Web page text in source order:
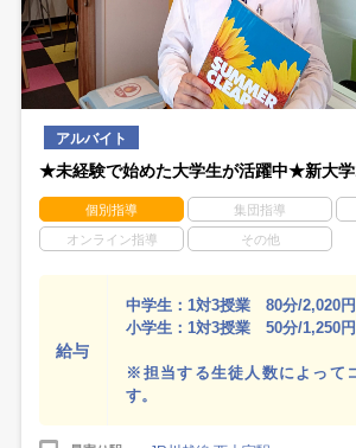
アルバイト
★未経験で始めた大学生が活躍中★新大
個別指導 集団指導
オンライン指導 その他
給与
中学生：1対3授業 80分/2,020円
小学生：1対3授業 50分/1,250円
※担当する生徒人数によって
す。